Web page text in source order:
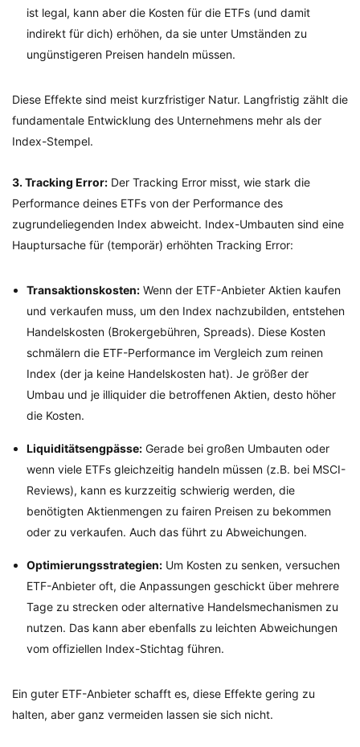
ist legal, kann aber die Kosten für die ETFs (und damit
indirekt für dich) erhöhen, da sie unter Umständen zu
ungünstigeren Preisen handeln müssen.
Diese Effekte sind meist kurzfristiger Natur. Langfristig zählt die
fundamentale Entwicklung des Unternehmens mehr als der
Index-Stempel.
3. Tracking Error: Der Tracking Error misst, wie stark die
Performance deines ETFs von der Performance des
zugrundeliegenden Index abweicht. Index-Umbauten sind eine
Hauptursache für (temporär) erhöhten Tracking Error:
Transaktionskosten: Wenn der ETF-Anbieter Aktien kaufen
und verkaufen muss, um den Index nachzubilden, entstehen
Handelskosten (Brokergebühren, Spreads). Diese Kosten
schmälern die ETF-Performance im Vergleich zum reinen
Index (der ja keine Handelskosten hat). Je größer der
Umbau und je illiquider die betroffenen Aktien, desto höher
die Kosten.
Liquiditätsengpässe: Gerade bei großen Umbauten oder
wenn viele ETFs gleichzeitig handeln müssen (z.B. bei MSCI-
Reviews), kann es kurzzeitig schwierig werden, die
benötigten Aktienmengen zu fairen Preisen zu bekommen
oder zu verkaufen. Auch das führt zu Abweichungen.
Optimierungsstrategien: Um Kosten zu senken, versuchen
ETF-Anbieter oft, die Anpassungen geschickt über mehrere
Tage zu strecken oder alternative Handelsmechanismen zu
nutzen. Das kann aber ebenfalls zu leichten Abweichungen
vom offiziellen Index-Stichtag führen.
Ein guter ETF-Anbieter schafft es, diese Effekte gering zu
halten, aber ganz vermeiden lassen sie sich nicht.